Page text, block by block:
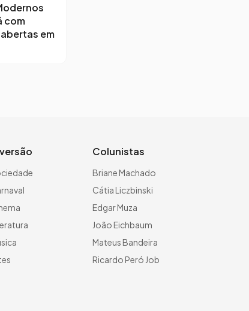
com
em
Colunistas
Briane Machado
Cátia Liczbinski
Edgar Muza
João Eichbaum
Mateus Bandeira
Ricardo Peró Job